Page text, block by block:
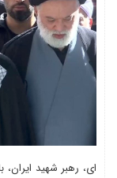
ای، رهبر شهید